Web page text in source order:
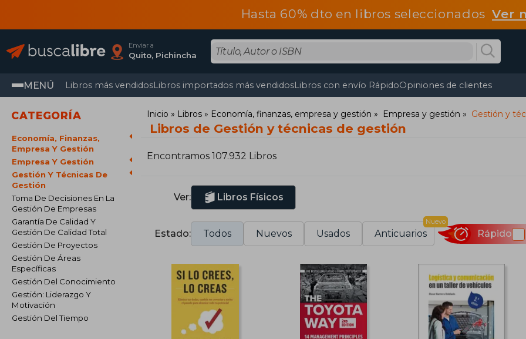
Hasta 60% dto en libros seleccionadosVer
Enviar a
Quito, Pichincha
MENÚ Libros más vendidosLibros importados más vendidosLibros con envío RápidoOpiniones de clientes
CATEGORÍA
Economía, Finanzas,
Empresa Y Gestión
Empresa Y Gestión
Gestión Y Técnicas De
Gestión
Toma De Decisiones En La
Gestión De Empresas
Garantía De Calidad Y
Gestión De Calidad Total
Gestión De Proyectos
Gestión De Áreas
Específicas
Gestión Del Conocimiento
Gestión: Liderazgo Y
Motivación
Gestión Del Tiempo
Inicio Libros Economía, finanzas, empresa y gestión Empresa y gestión Gestión y
Libros de Gestión y técnicas de gestión
Encontramos 107.932 Libros
Ver: Libros Físicos
Estado: Todos Nuevos Usados Anticuarios
Nuevo
Rápido